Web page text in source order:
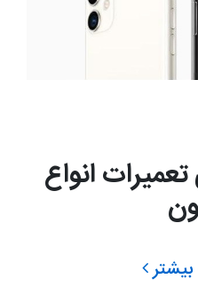
انواع